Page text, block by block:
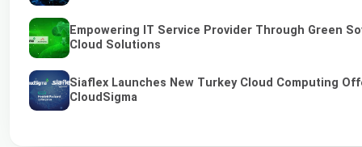
Empowering IT Service Provider Through Green
Cloud Solutions
Siaflex Launches New Turkey Cloud Computing
CloudSigma